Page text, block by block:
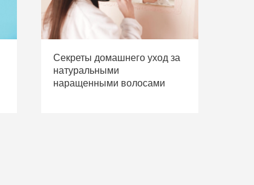
Секреты домашнего уход за
натуральными
наращенными волосами